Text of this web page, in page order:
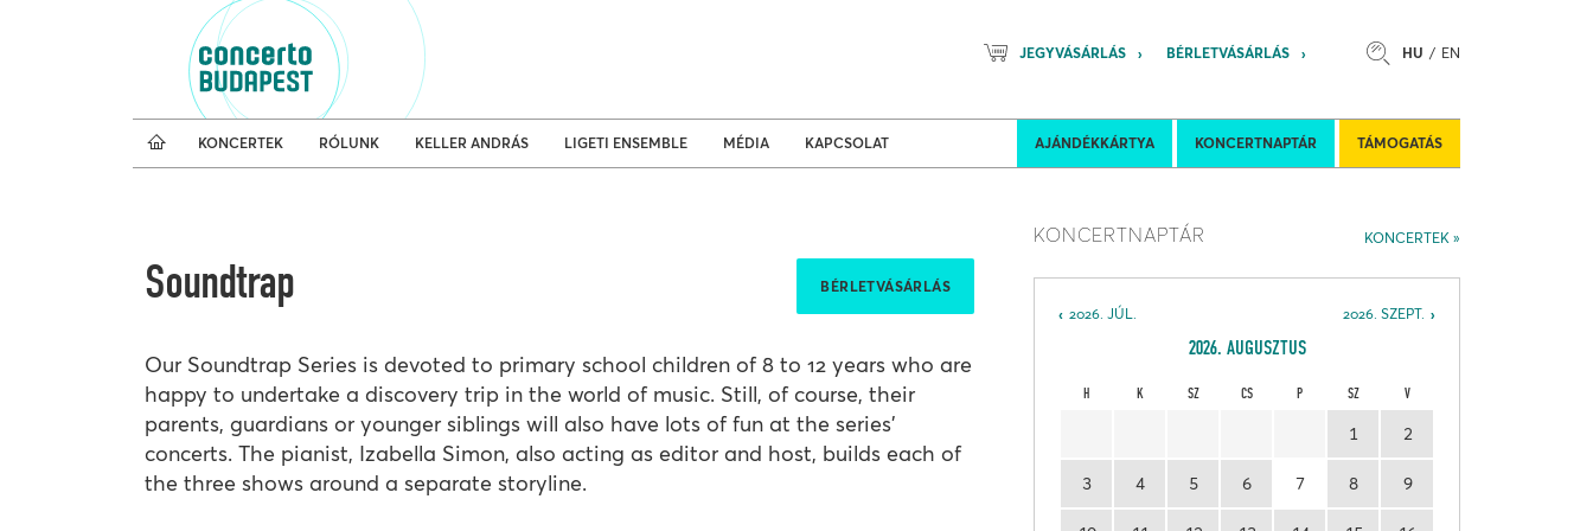
HU EN
JEGYVÁSÁRLÁS BÉRLETVÁSÁRLÁS
AJÁNDÉKKÁRTYA KONCERTNAPTÁR TÁMOGATÁS
KONCERTEK RÓLUNK KELLER ANDRÁS LIGETI ENSEMBLE MÉDIA KAPCSOLAT
Koncertnaptár
BÉRLETVÁSÁRLÁS
Soundtrap
Our Soundtrap Series is devoted to primary school children of 8 to 12 years who are
happy to undertake a discovery trip in the world of music. Still, of course, their
parents, guardians or younger siblings will also have lots of fun at the series'
concerts. The pianist, Izabella Simon, also acting as editor and host, builds each of
the three shows around a separate storyline.
KONCERTEK
KONCERTNAPTÁR
2026. SZEPT.
2026. JÚL.
2026. AUGUSZTUS
H K SZ CS P SZ V
1 2
3 4 5 6 7 8 9